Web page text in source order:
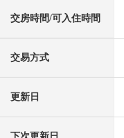
交房時間/可入住時間
交易方式
更新日